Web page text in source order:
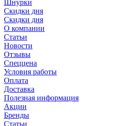
Шнурки
Скидки дня
Скидки дня
О компании
Статьи
Новости
Отзывы
Спеццена
Условия работы
Оплата
Доставка
Полезная информация
Акции
Бренды
Статьи